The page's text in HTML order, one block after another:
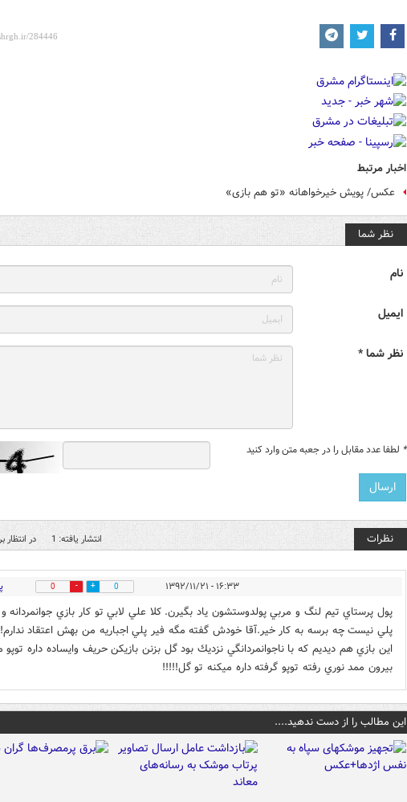
اخبار مرتبط
عکس/ پویش خیرخواهانه «تو هم بازی»
نظر شما
نام
ایمیل
نظر شما *
* لطفا عدد مقابل را در جعبه متن وارد کنید
نظرات انتشار یافته: 1 در انتظار
۱۶:۳۳ - ۱۳۹۲/۱۱/۲۱ 0
0
پول پرستاي تيم لنگ و مربي پولدوستشون ياد بگيرن. كلا علي لابي تو كار بازي جوانمردانه
پلي نيست چه برسه به كار خير.آقا خودش گفته مگه فير پلي اجباريه من بهش اعتقاد
اين بازي هم ديديم كه با ناجوانمردانگي نزديك بود گل بزنن بازيكن حريف وايساده داره توپو
بيرون ممد نوري رفته توپو گرفته داره ميكنه تو گل!!!!!
این مطالب را از دست ندهید....